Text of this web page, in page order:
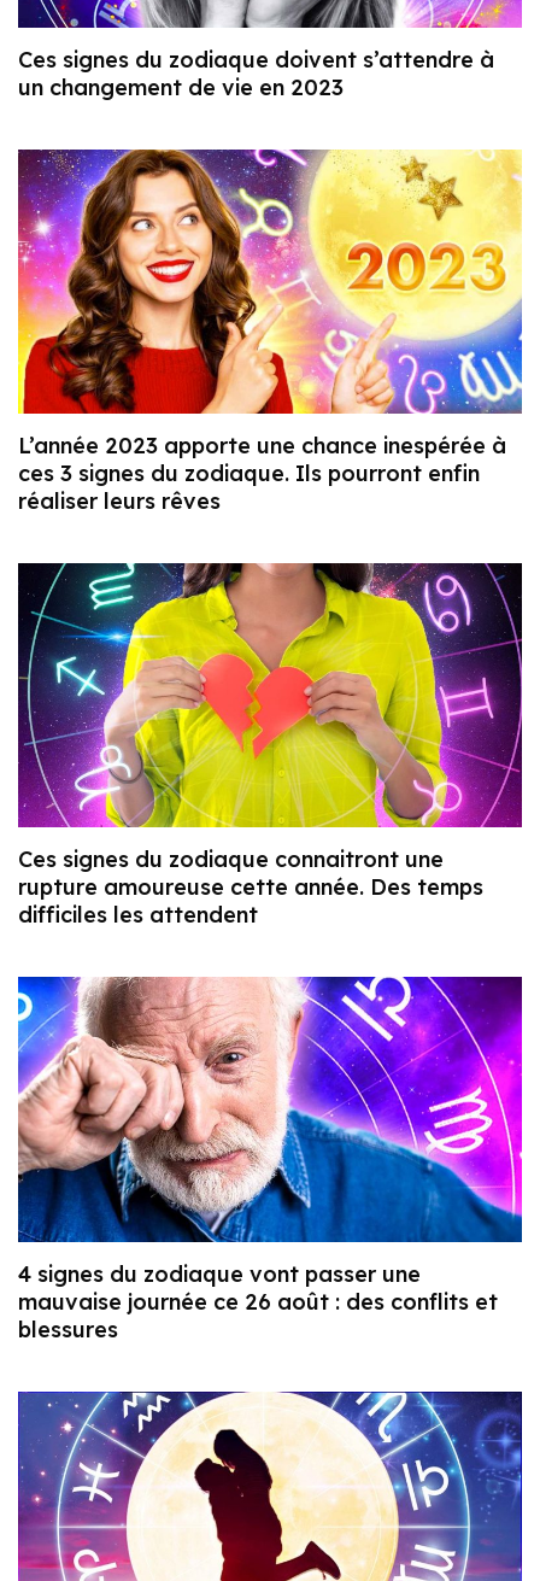
Ces signes du zodiaque doivent s’attendre à
un changement de vie en 2023
L’année 2023 apporte une chance inespérée à
ces 3 signes du zodiaque. Ils pourront enfin
réaliser leurs rêves
Ces signes du zodiaque connaitront une
rupture amoureuse cette année. Des temps
difficiles les attendent
4 signes du zodiaque vont passer une
mauvaise journée ce 26 août : des conflits et
blessures